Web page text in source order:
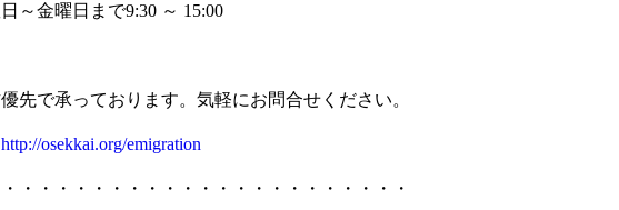
金曜日まで9:30 ～ 15:00
先で承っております。気軽にお問合せください。
http://osekkai.org/emigration
・・・・・・・・・・・・・・・・・・・・・・